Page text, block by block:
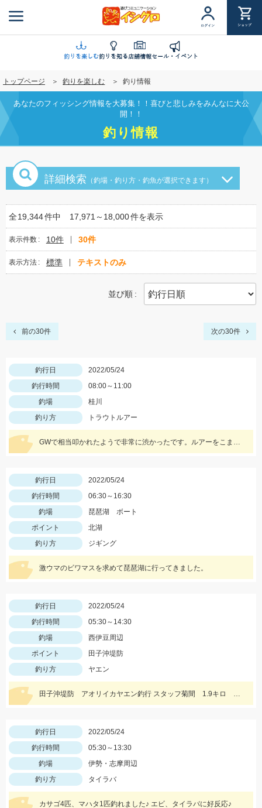
ン
に
移
動
ログイン ショップ
釣りを楽しむ釣りを知る店舗情報セール・イベント
トップページ 釣りを楽しむ 釣り情報
あなたのフィッシング情報を大募集！！喜びと悲しみをみんなに大公
開！！
釣り情報
詳細検索 （釣場・釣り方・釣魚が選択できます）
全19,344件中 17,971～18,000件を表示
表示件数 10件 30件
表示方法 標準 テキストのみ
並び順
前の30件 次の30件
釣行日
2022/05/24
釣行時間
08:00～11:00
釣場
桂川
釣り方
トラウトルアー
GWで相当叩かれたようで非常に渋かったです。ルアーをこまめにローテーションして何とかニジマスに出会えました。
釣行日
2022/05/24
釣行時間
06:30～16:30
釣場
琵琶湖 ボート
ポイント
北湖
釣り方
ジギング
激ウマのビワマスを求めて琵琶湖に行ってきました。
釣行日
2022/05/24
釣行時間
05:30～14:30
釣場
西伊豆周辺
ポイント
田子沖堤防
釣り方
ヤエン
田子沖堤防 アオリイカヤエン釣行 スタッフ菊間 1.9キロ アオリイカ釣れました！ 渡船は万集丸さんにお願いしました。
釣行日
2022/05/24
釣行時間
05:30～13:30
釣場
伊勢・志摩周辺
釣り方
タイラバ
カサゴ4匹、マハタ1匹釣れました♪ エビ、タイラバに好反応♪